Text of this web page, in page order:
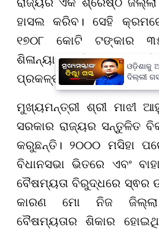
ହାସଲ କରିବ। ସେହି
୧୭୦୮ କୋଟି ଟଙ୍କାର
ଶିଳାନ୍ୟାସ ସହିତ,୧୯୪
ପ୍ରକଳ୍ପ ଉଦ୍ଘାଟିତ ହେଉଛି
ମୁଖ୍ୟମନ୍ତ୍ରୀ ଶ୍ରୀ ମାଝୀ
ସରକାର ରାଜ୍ୟର ସନ୍ତୁଳିତ
କରୁଛନ୍ତି। ୨୦୦୦ ମସିହା
ବିଧାନସଭା ଭିତରେ ଏବଂ
ବୈଷମ୍ୟତା ବିରୁଦ୍ଧରେ ସ୍ଵର
କାରଣ ମୋ ନିଜ
ବୈଷମ୍ୟତାର ଶିକାର
ଓଡ଼ିଶାକୁ
ଦିଲ୍ଲୀ